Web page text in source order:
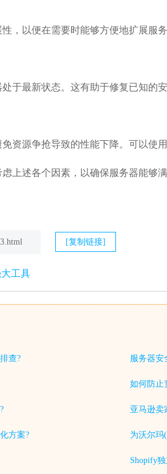
，以便在需要时能够方便地扩展服务
于最新状态。这有助于修复已知的
资源争抢导致的性能下降。可以使
上述各个因素，以确保服务器能够
[复制链接]
工具
查?
方案?
服务器安
如何防止
亚马逊卖
为沃尔玛
Shopify